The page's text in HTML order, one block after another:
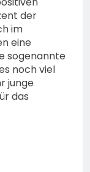
der
im
eine
sogenannte
noch viel
junge
das